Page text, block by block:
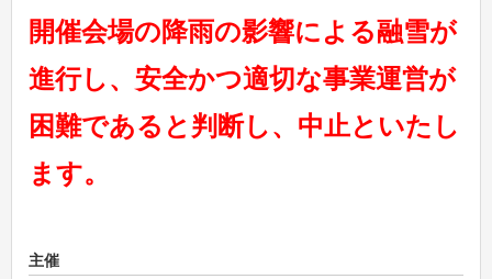
開催会場の降雨の影響による融雪が
進行し、安全かつ適切な事業運営が
困難であると判断し、中止といたし
ます。
主催